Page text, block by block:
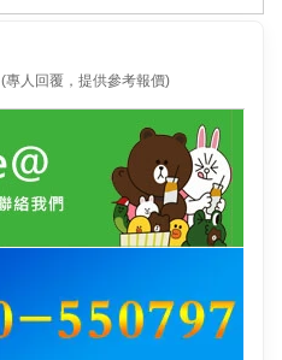
(專人回覆，提供參考報價)